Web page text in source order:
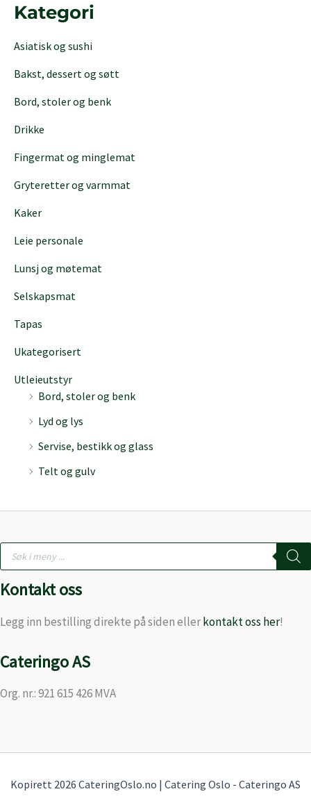
d
u
t
s
a
c
Kategori
Asiatisk og sushi
Bakst, dessert og søtt
Bord, stoler og benk
Drikke
Fingermat og minglemat
Gryteretter og varmmat
Kaker
Leie personale
Lunsj og møtemat
Selskapsmat
Tapas
Ukategorisert
Utleieutstyr
Bord, stoler og benk
Lyd og lys
Servise, bestikk og glass
Telt og gulv
Products
search
Kontakt oss
Legg inn bestilling direkte på siden ellerkontakt oss her!
Cateringo AS
Org. nr.: 921 615 426 MVA
Kopirett 2026 CateringOslo.no | Catering Oslo - Cateringo AS